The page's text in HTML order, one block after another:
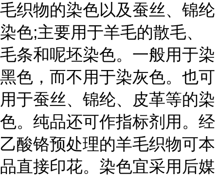
毛织物的染色以及蚕丝、锦纶
染色;主要用于羊毛的散毛、
毛条和呢坯染色。一般用于染
黑色，而不用于染灰色。也可
用于蚕丝、锦纶、皮革等的染
色。纯品还可作指标剂用。经
乙酸铬预处理的羊毛织物可本
品直接印花。染色宜采用后媒